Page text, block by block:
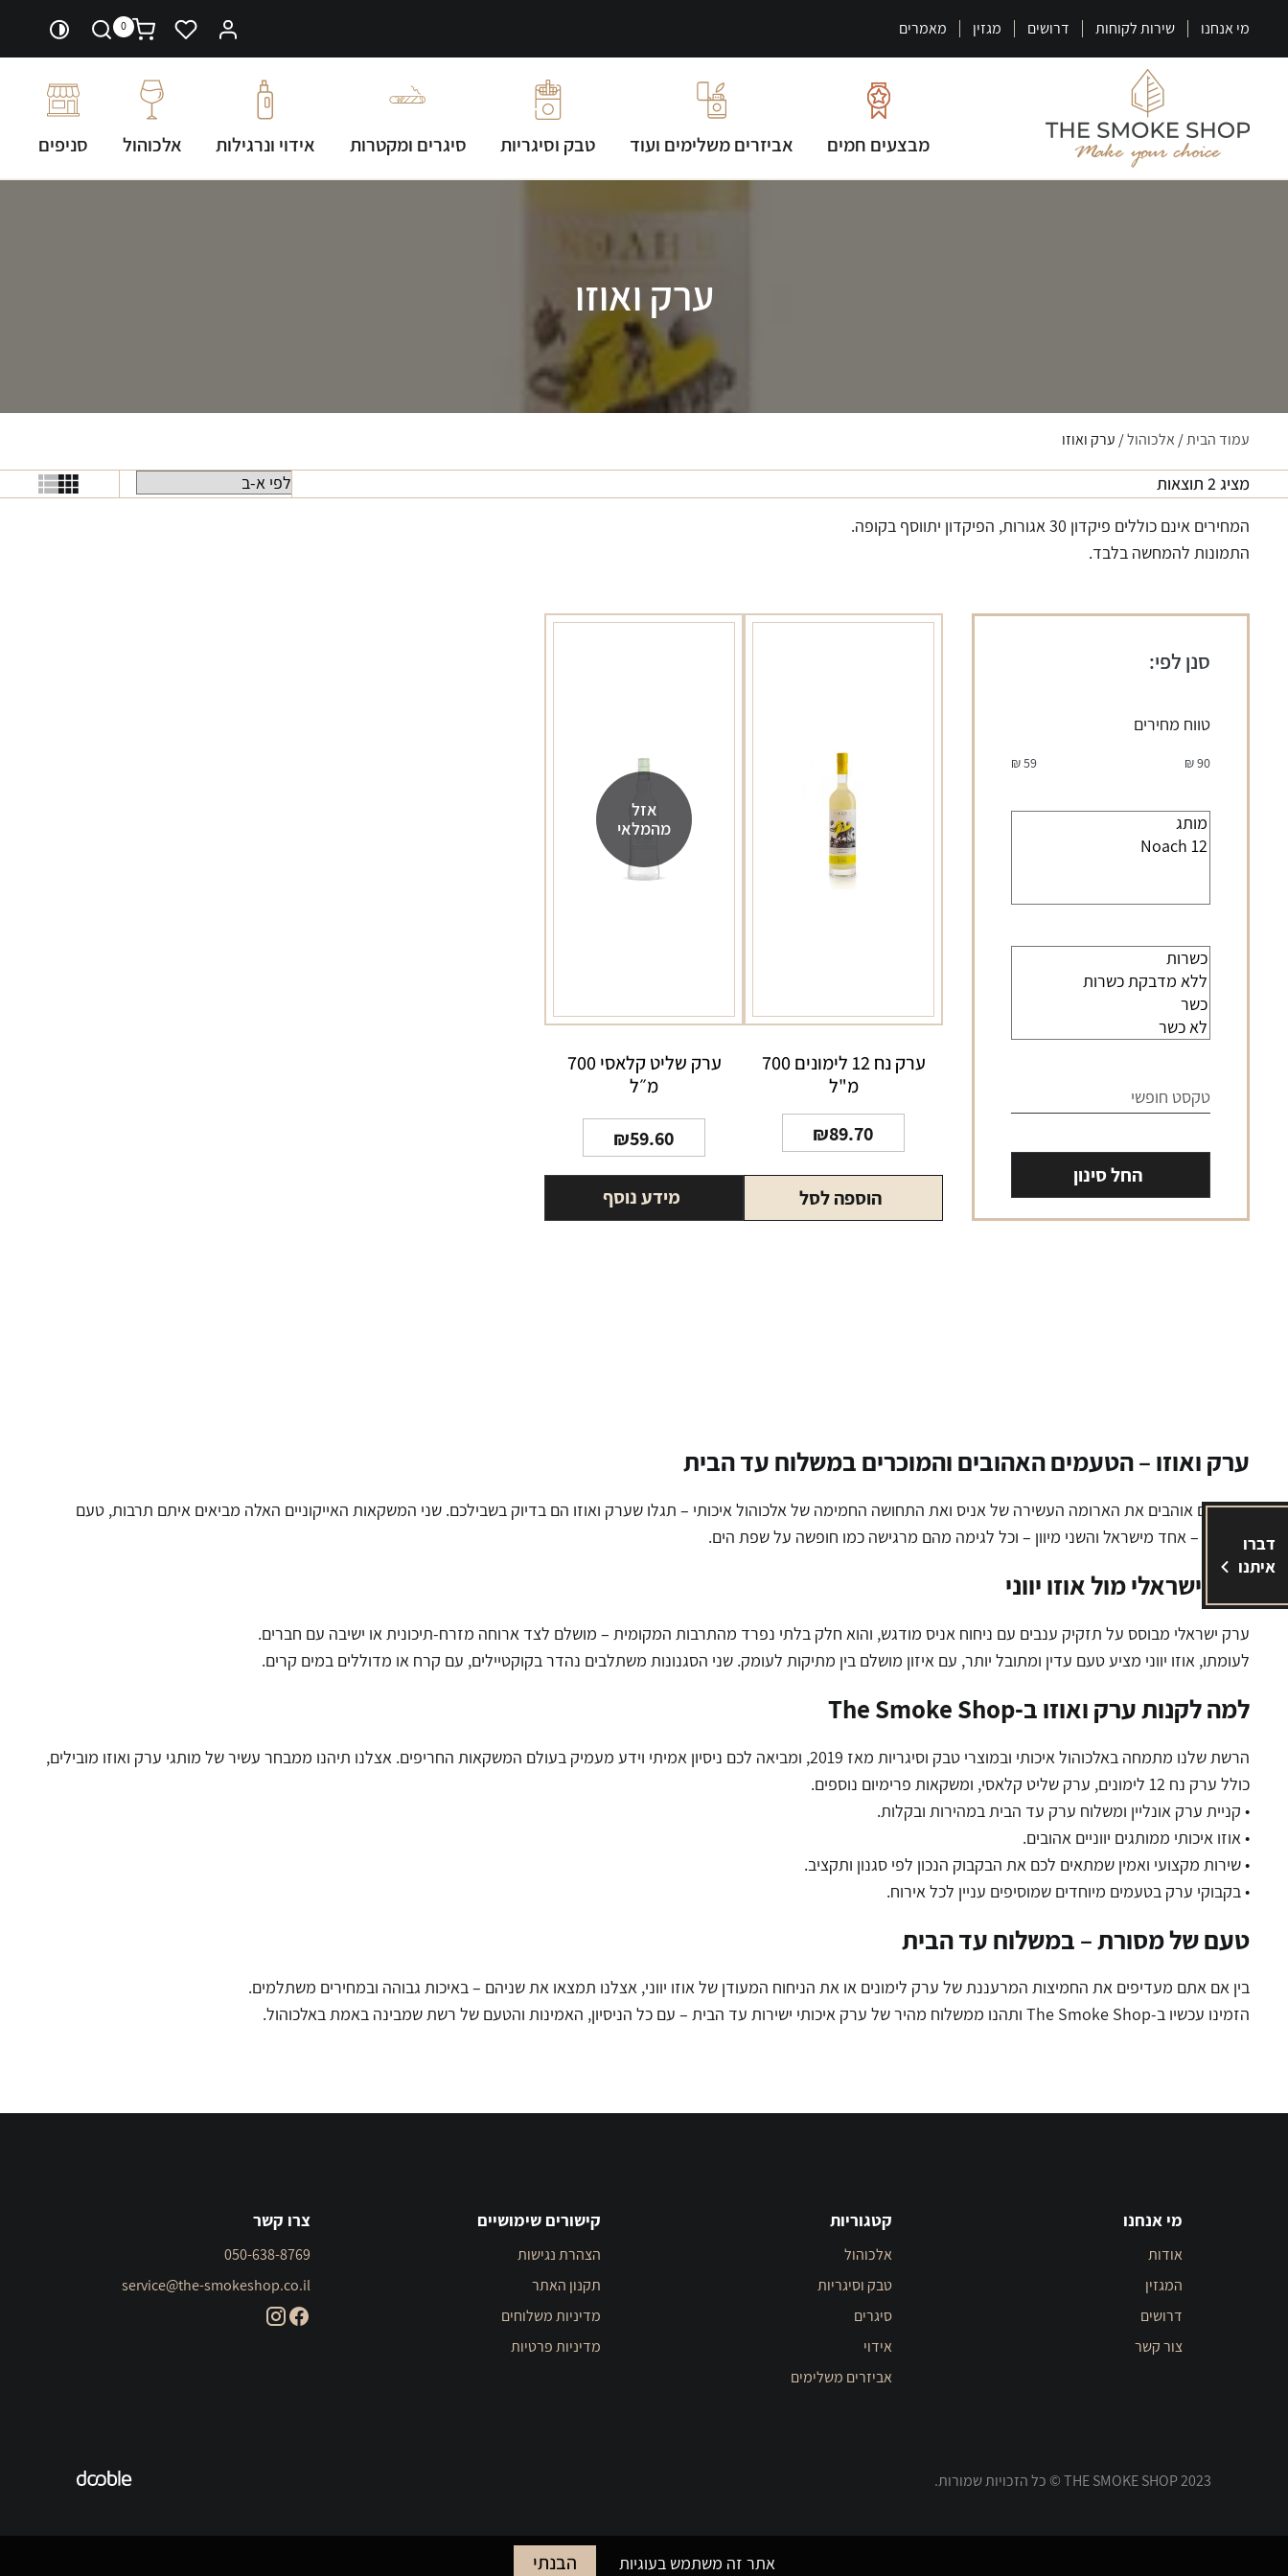
מי אנחנו שירות לקוחות דרושים מגזין מאמרים 0
מבצעים חמים אביזרים משלימים ועוד טבק וסיגריות סיגרים ומקטרות אידוי ונרגילות אלכוהול סניפים
דברו
איתנו
ערק ואוזו
עמוד הבית/ אלכוהול/ ערק ואוזו
מציג 2 תוצאות
המחירים אינם כוללים פיקדון 30 אגורות, הפיקדון יתווסף בקופה.
התמונות להמחשה בלבד.
סנן לפי:
טווח מחירים
90
₪
59
₪
החל סינון
ערק נח 12 לימונים 700
מ"ל
₪89.70
הוספה לסל
אזל
מהמלאי
ערק שליט קלאסי 700
מ״ל
₪59.60
מידע נוסף
ערק ואוזו – הטעמים האהובים והמוכרים במשלוח עד הבית
אם אתם אוהבים את הארומה העשירה של אניס ואת התחושה החמימה של אלכוהול איכותי – תגלו שערק ואוזו הם בדיוק בשבילכם. שני המשקאות האייקוניים האלה מביאים איתם תרבות, טעם
ומסורת – אחד מישראל והשני מיוון – וכל לגימה מהם מרגישה כמו חופשה על שפת הים.
ערק ישראלי מול אוזו יווני
ערק ישראלי מבוסס על תזקיק ענבים עם ניחוח אניס מודגש, והוא חלק בלתי נפרד מהתרבות המקומית – מושלם לצד ארוחה מזרח-תיכונית או ישיבה עם חברים.
לעומתו, אוזו יווני מציע טעם עדין ומתובל יותר, עם איזון מושלם בין מתיקות לעומק. שני הסגנונות משתלבים נהדר בקוקטיילים, עם קרח או מדוללים במים קרים.
למה לקנות ערק ואוזו ב-The Smoke Shop
הרשת שלנו מתמחה באלכוהול איכותי ובמוצרי טבק וסיגריות מאז 2019, ומביאה לכם ניסיון אמיתי וידע מעמיק בעולם המשקאות החריפים. אצלנו תיהנו ממבחר עשיר של מותגי ערק ואוזו מובילים,
כולל ערק נח 12 לימונים, ערק שליט קלאסי, ומשקאות פרימיום נוספים.
• קניית ערק אונליין ומשלוח ערק עד הבית במהירות ובקלות.
• אוזו איכותי ממותגים יווניים אהובים.
• שירות מקצועי ואמין שמתאים לכם את הבקבוק הנכון לפי סגנון ותקציב.
• בקבוקי ערק בטעמים מיוחדים שמוסיפים עניין לכל אירוח.
טעם של מסורת –במשלוח עד הבית
בין אם אתם מעדיפים את החמיצות המרעננת של ערק לימונים או את הניחוח המעודן של אוזו יווני, אצלנו תמצאו את שניהם – באיכות גבוהה ובמחירים משתלמים.
הזמינו עכשיו ב-The Smoke Shop ותהנו ממשלוח מהיר של ערק איכותי ישירות עד הבית – עם כל הניסיון, האמינות והטעם של רשת שמבינה באמת באלכוהול.
מי אנחנו
אודות
המגזין
דרושים
צור קשר
קטגוריות
אלכוהול
טבק וסיגריות
סיגרים
אידוי
אביזרים משלימים
קישורים שימושיים
הצהרת נגישות
תקנון האתר
מדיניות משלוחים
מדיניות פרטיות
צרו קשר
050-638-8769
service@the-smokeshop.co.il
THE SMOKE SHOP 2023 © כל הזכויות שמורות.
אתר זה משתמש בעוגיות הבנתי